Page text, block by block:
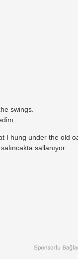
swings.
I hung under the old
sallanıyor.